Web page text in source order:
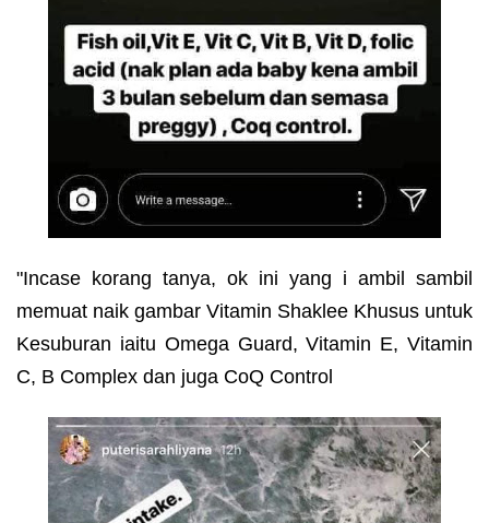
"Incase korang tanya, ok ini yang i ambil sambil
memuat naik gambar Vitamin Shaklee Khusus untuk
Kesuburan iaitu Omega Guard, Vitamin E, Vitamin
C, B Complex dan juga CoQ Control